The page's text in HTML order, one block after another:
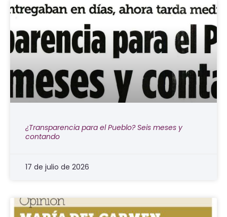
¿Transparencia para el Pueblo? Seis meses y
contando
17 de julio de 2026